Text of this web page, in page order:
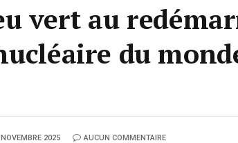
vert au
du
2025 AUCUN COMMENTAIRE